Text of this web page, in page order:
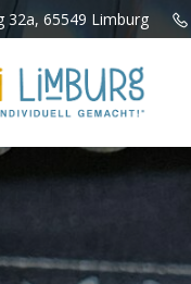
32a, 65549 Limburg